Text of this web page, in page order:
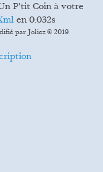
P'tit Coin à votre
en 0.032s
par Joliez © 2019